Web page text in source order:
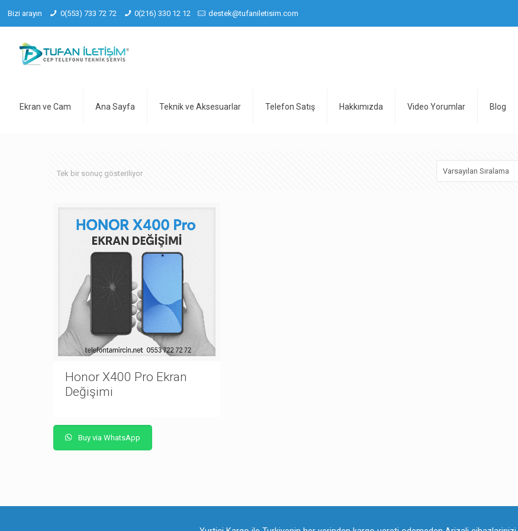
Bizi arayın 0(553) 733 72 72 0(216) 330 12 12 destek@tufaniletisim.com
Ekran ve Cam Ana Sayfa Teknik ve Aksesuarlar Telefon Satış Hakkımızda Video Yorumlar Blog
Tek bir sonuç gösteriliyor
Honor X400 Pro Ekran
Değişimi
Buy via WhatsApp